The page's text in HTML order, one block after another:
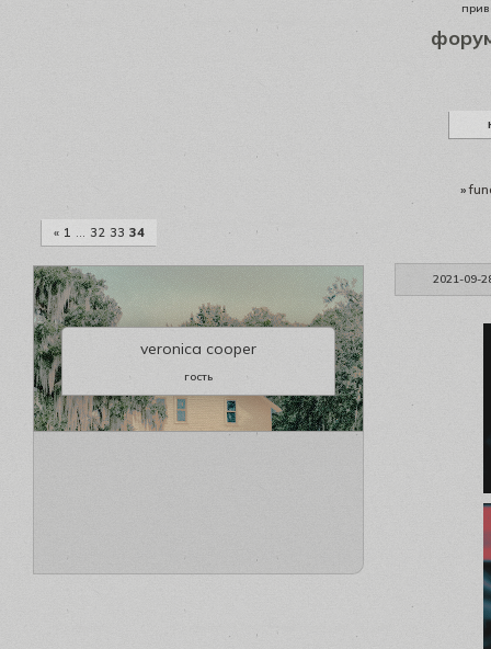
»
« 1 … 32 33 34
2021-09-
veronica cooper
гость